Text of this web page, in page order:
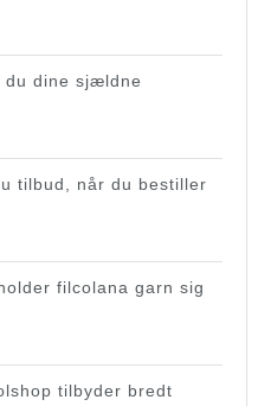
du dine sjældne
tilbud, når du bestiller
filcolana garn sig
tilbyder bredt